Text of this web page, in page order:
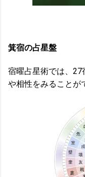
箕宿の占星盤
宿曜占星術では、
や相性をみることが